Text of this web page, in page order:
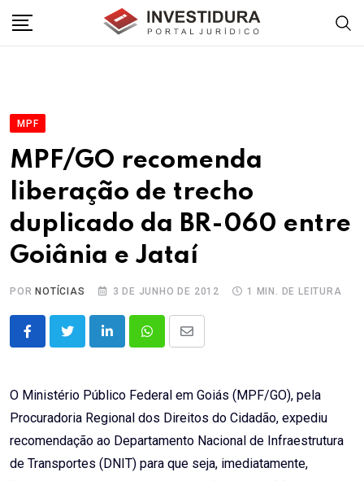
MPF
MPF/GO recomenda
liberação de trecho
duplicado da BR-060 entre
Goiânia e Jataí
POR NOTÍCIAS 3 DE JUNHO DE 2012 1 MIN. DE LEITURA
LinkedInWhatsappShare
Email
O Ministério Público Federal em Goiás (MPF/GO), pela
Procuradoria Regional dos Direitos do Cidadão, expediu
recomendação ao Departamento Nacional de Infraestrutura
de Transportes (DNIT) para que seja, imediatamente,